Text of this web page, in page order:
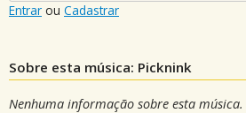
Entrar ou Cadastrar
Sobre esta música: Picknink
Nenhuma informação sobre esta música.